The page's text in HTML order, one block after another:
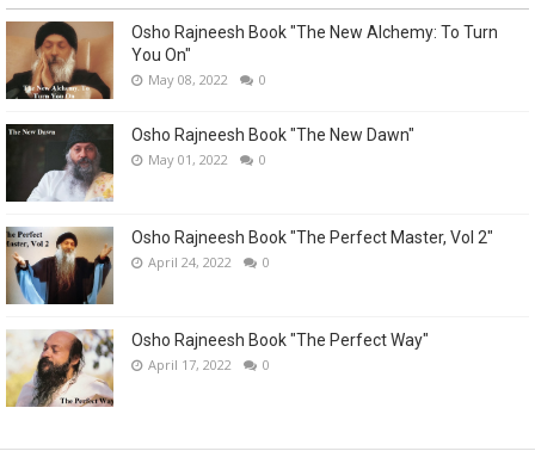
Osho Rajneesh Book "The New Alchemy: To Turn
You On"
May 08, 2022 0
Osho Rajneesh Book "The New Dawn"
May 01, 2022 0
Osho Rajneesh Book "The Perfect Master, Vol 2"
April 24, 2022 0
Osho Rajneesh Book "The Perfect Way"
April 17, 2022 0